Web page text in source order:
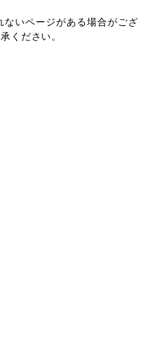
いページがある場合がござ
ください。